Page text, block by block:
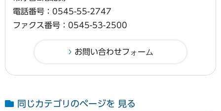
電話番号：0545-55-2747
ファクス番号：0545-53-2500
同じカテゴリのページを 見る